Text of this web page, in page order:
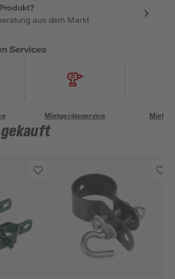
aus dem Markt
Services
Mietgeräteservice
gekauft